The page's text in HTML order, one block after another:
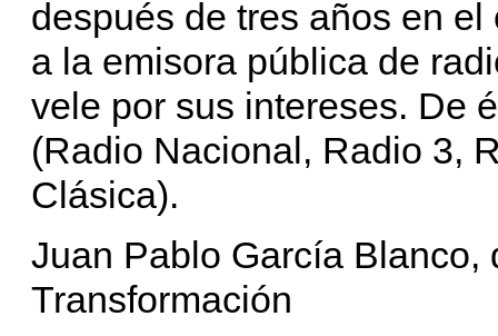
después de tres años en
a la emisora pública de
vele por sus intereses. De
(Radio Nacional, Radio 3,
Clásica).
Juan Pablo García Blanco,
Transformación